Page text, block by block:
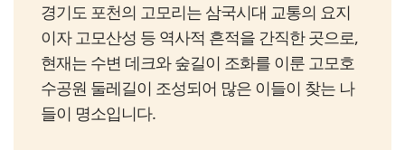
경기도 포천의 고모리는 삼국시대 교통의 요지
이자 고모산성 등 역사적 흔적을 간직한 곳으로,
현재는 수변 데크와 숲길이 조화를 이룬 고모호
수공원 둘레길이 조성되어 많은 이들이 찾는 나
들이 명소입니다.